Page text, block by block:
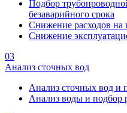
Подбор
безаварийного срока
Снижение расходов на
Снижение
03
Анализ сточных вод
Анализ сточных вод и
Анализ воды и подбор